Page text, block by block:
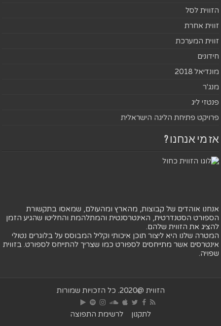
הזווית לסל
זווית אחרת
זווית המערכת
חידונים
מונדיאל 2018
מנג'ר
פנטזי ליג
פרויקט פתיחת הליגה הישראלית
אז מי אנחנו ?
אנחנו אוהדים של קבוצות, מהארץ ומהעולם, שמאסו בתקשורת
הספורט הסטנדרטית, האינטרסנטית והמתלהמת והחליטו שהגיע הזמן
להציג את הזווית שלהם.
המטרה שלנו היא ליצור תוכן איכותי וקליל המבוסס על בלוגרים נטולי
אינטרסים אשר מתייחסים לספורט כמו שצריך להתייחס לספורט. בזווית
שפויה.
הזווית @2020. כל הזכויות שמורות
לתקנון לרשימת התפוצה